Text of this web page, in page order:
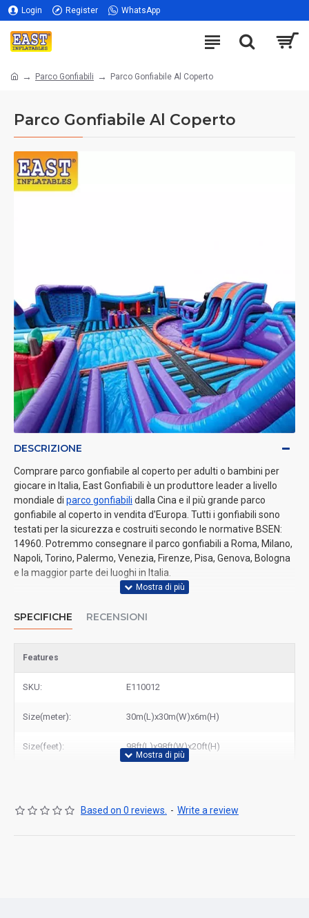
Login Register WhatsApp
Parco Gonfiabili Parco Gonfiabile Al Coperto
Parco Gonfiabile Al Coperto
DESCRIZIONE
Comprare parco gonfiabile al coperto per adulti o bambini per
giocare in Italia, East Gonfiabili è un produttore leader a livello
mondiale di parco gonfiabili dalla Cina e il più grande parco
gonfiabile al coperto in vendita d'Europa. Tutti i gonfiabili sono
testati per la sicurezza e costruiti secondo le normative BSEN:
14960. Potremmo consegnare il parco gonfiabili a Roma, Milano,
Napoli, Torino, Palermo, Venezia, Firenze, Pisa, Genova, Bologna
e la maggior parte dei luoghi in Italia.
SPECIFICHE RECENSIONI
Features
SKU: E110012
Size(meter): 30m(L)x30m(W)x6m(H)
Size(feet): 98ft(L)x98ft(W)x20ft(H)
Based on 0 reviews. - Write a review